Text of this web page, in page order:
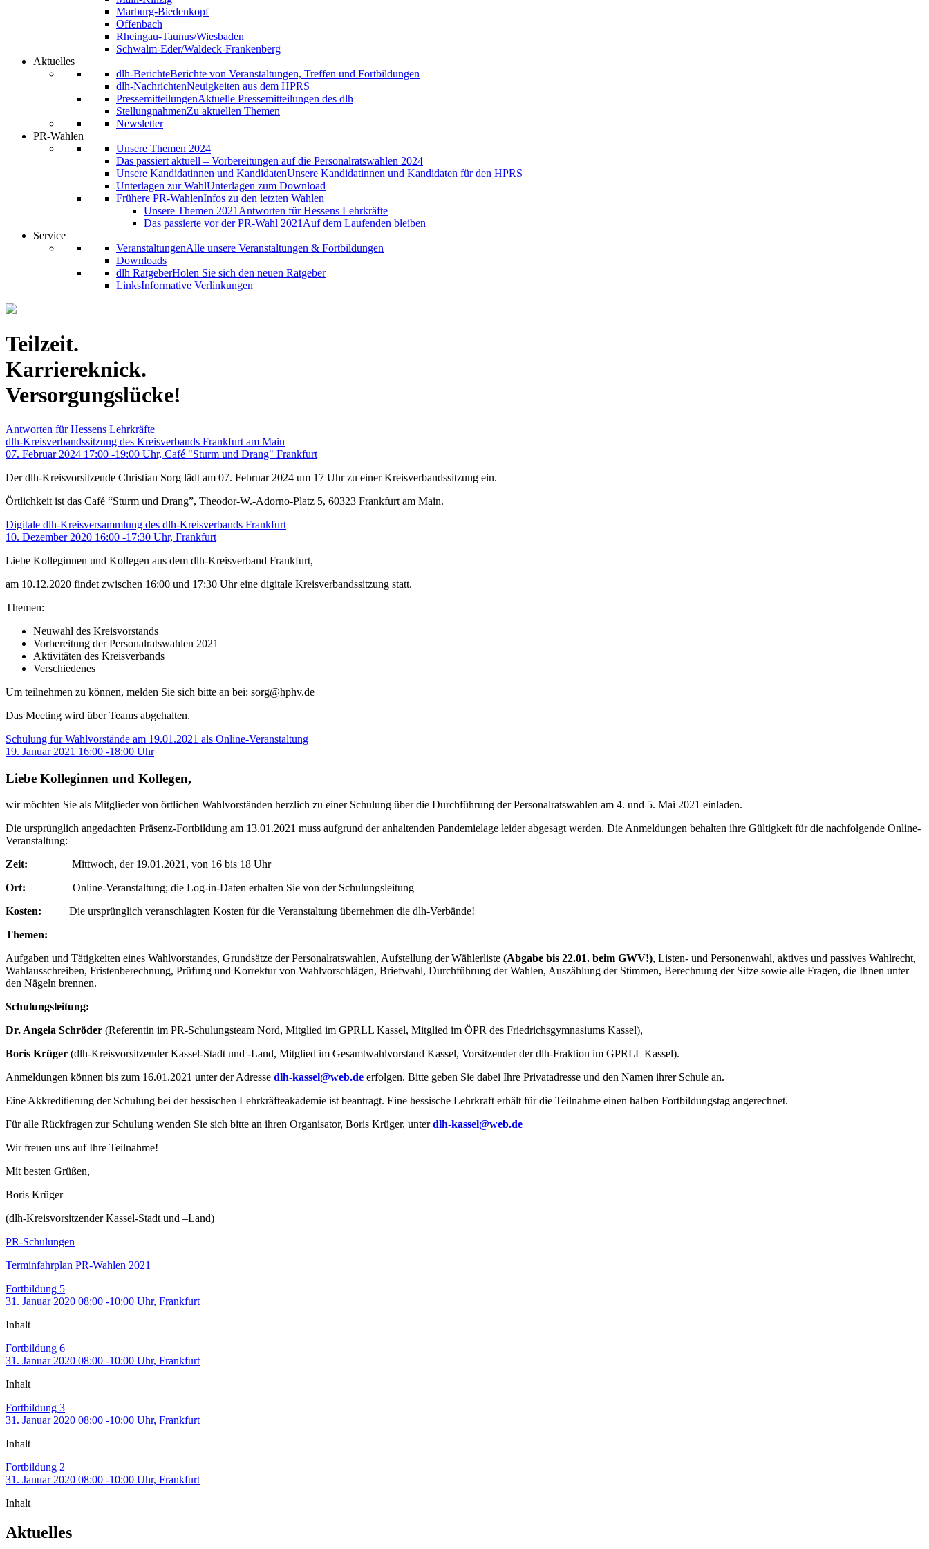
Marburg-Biedenkopf
Offenbach
Rheingau-Taunus/Wiesbaden
Schwalm-Eder/Waldeck-Frankenberg
Aktuelles
dlh-BerichteBerichte von Veranstaltungen, Treffen und Fortbildungen
dlh-NachrichtenNeuigkeiten aus dem HPRS
PressemitteilungenAktuelle Pressemitteilungen des dlh
StellungnahmenZu aktuellen Themen
Newsletter
PR-Wahlen
Unsere Themen 2024
Das passiert aktuell – Vorbereitungen auf die Personalratswahlen 2024
Unsere Kandidatinnen und KandidatenUnsere Kandidatinnen und Kandidaten für den HPRS
Unterlagen zur WahlUnterlagen zum Download
Frühere PR-WahlenInfos zu den letzten Wahlen
Unsere Themen 2021 Antworten für Hessens Lehrkräfte
Das passierte vor der PR-Wahl 2021 Auf dem Laufenden bleiben
Service
VeranstaltungenAlle unsere Veranstaltungen & Fortbildungen
Downloads
dlh RatgeberHolen Sie sich den neuen Ratgeber
LinksInformative Verlinkungen
Teilzeit.
Karriereknick.
Versorgungslücke!
Antworten für Hessens Lehrkräfte
dlh-Kreisverbandssitzung des Kreisverbands Frankfurt am Main
07. Februar 2024 17:00 -19:00 Uhr, Café "Sturm und Drang" Frankfurt
Der dlh-Kreisvorsitzende Christian Sorg lädt am 07. Februar 2024 um 17 Uhr zu einer Kreisverbandssitzung ein.
Örtlichkeit ist das Café “Sturm und Drang”, Theodor-W.-Adorno-Platz 5, 60323 Frankfurt am Main.
Digitale dlh-Kreisversammlung des dlh-Kreisverbands Frankfurt
10. Dezember 2020 16:00 -17:30 Uhr, Frankfurt
Liebe Kolleginnen und Kollegen aus dem dlh-Kreisverband Frankfurt,
am 10.12.2020 findet zwischen 16:00 und 17:30 Uhr eine digitale Kreisverbandssitzung statt.
Themen:
Neuwahl des Kreisvorstands
Vorbereitung der Personalratswahlen 2021
Aktivitäten des Kreisverbands
Verschiedenes
Um teilnehmen zu können, melden Sie sich bitte an bei: sorg@hphv.de
Das Meeting wird über Teams abgehalten.
Schulung für Wahlvorstände am 19.01.2021 als Online-Veranstaltung
19. Januar 2021 16:00 -18:00 Uhr
Liebe Kolleginnen und Kollegen,
wir möchten Sie als Mitglieder von örtlichen Wahlvorständen herzlich zu einer Schulung über die Durchführung der Personalratswahlen am 4. und 5. Mai 2021 einladen.
Die ursprünglich angedachten Präsenz-Fortbildung am 13.01.2021 muss aufgrund der anhaltenden Pandemielage leider abgesagt werden. Die Anmeldungen behalten ihre Gültigkeit für die nachfolgende Online-
Veranstaltung:
Zeit: Mittwoch, der 19.01.2021, von 16 bis 18 Uhr
Ort: Online-Veranstaltung; die Log-in-Daten erhalten Sie von der Schulungsleitung
Kosten: Die ursprünglich veranschlagten Kosten für die Veranstaltung übernehmen die dlh-Verbände!
Themen:
Aufgaben und Tätigkeiten eines Wahlvorstandes, Grundsätze der Personalratswahlen, Aufstellung der Wählerliste (Abgabe bis 22.01. beim GWV!), Listen- und Personenwahl, aktives und passives Wahlrecht,
Wahlausschreiben, Fristenberechnung, Prüfung und Korrektur von Wahlvorschlägen, Briefwahl, Durchführung der Wahlen, Auszählung der Stimmen, Berechnung der Sitze sowie alle Fragen, die Ihnen unter
den Nägeln brennen.
Schulungsleitung:
Dr. Angela Schröder (Referentin im PR-Schulungsteam Nord, Mitglied im GPRLL Kassel, Mitglied im ÖPR des Friedrichsgymnasiums Kassel),
Boris Krüger (dlh-Kreisvorsitzender Kassel-Stadt und -Land, Mitglied im Gesamtwahlvorstand Kassel, Vorsitzender der dlh-Fraktion im GPRLL Kassel).
Anmeldungen können bis zum 16.01.2021 unter der Adresse dlh-kassel@web.de erfolgen. Bitte geben Sie dabei Ihre Privatadresse und den Namen ihrer Schule an.
Eine Akkreditierung der Schulung bei der hessischen Lehrkräfteakademie ist beantragt. Eine hessische Lehrkraft erhält für die Teilnahme einen halben Fortbildungstag angerechnet.
Für alle Rückfragen zur Schulung wenden Sie sich bitte an ihren Organisator, Boris Krüger, unterdlh-kassel@web.de
Wir freuen uns auf Ihre Teilnahme!
Mit besten Grüßen,
Boris Krüger
(dlh-Kreisvorsitzender Kassel-Stadt und –Land)
PR-Schulungen
Terminfahrplan PR-Wahlen 2021
Fortbildung 5
31. Januar 2020 08:00 -10:00 Uhr, Frankfurt
Inhalt
Fortbildung 6
31. Januar 2020 08:00 -10:00 Uhr, Frankfurt
Inhalt
Fortbildung 3
31. Januar 2020 08:00 -10:00 Uhr, Frankfurt
Inhalt
Fortbildung 2
31. Januar 2020 08:00 -10:00 Uhr, Frankfurt
Inhalt
Aktuelles